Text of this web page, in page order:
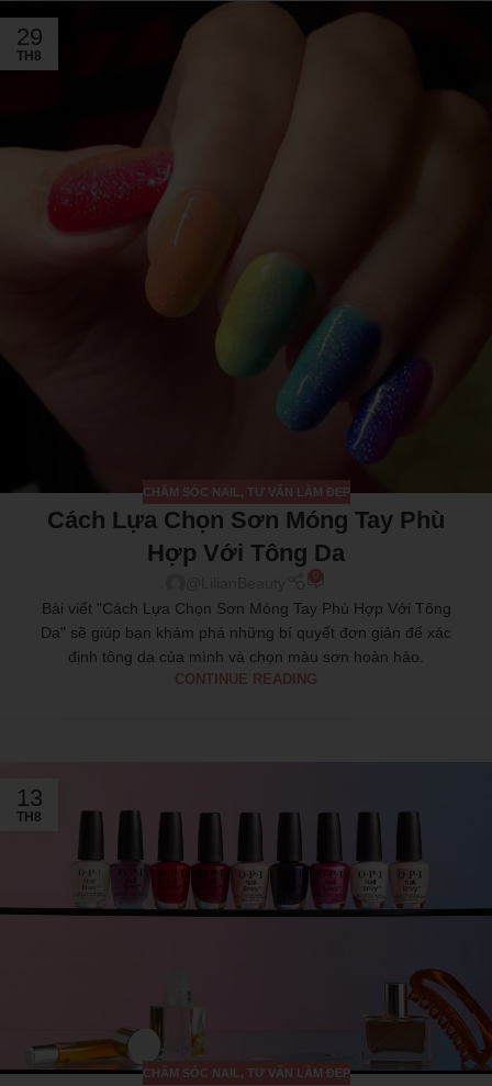
29
TH8
CHĂM SÓC NAIL , TƯ VẤN LÀM ĐẸP
Cách Lựa Chọn Sơn Móng Tay Phù
Hợp Với Tông Da
Bài viết "Cách Lựa Chọn Sơn Móng Tay Phù Hợp Với Tông
Da" sẽ giúp bạn khám phá những bí quyết đơn giản để xác
định tông da của mình và chọn màu sơn hoàn hảo.
CONTINUE READING
13
TH8
CHĂM SÓC NAIL , TƯ VẤN LÀM ĐẸP